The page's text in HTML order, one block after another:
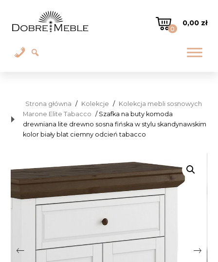
0
0,00 zł
Strona główna / Kolekcje / Kolekcja mebli sosnowych
Marone Elite Tabacco / Szafka na buty komoda
drewniana lite drewno sosna fińska w stylu skandynawskim
kolor biały blat ciemny odcień tabacco